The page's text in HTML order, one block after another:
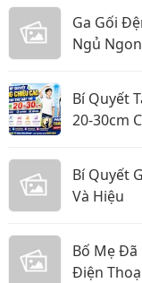
Ga Gối
Ngủ
Bí Quyết
20-30cm
Bí Quyết
Và Hiệu
Bố Mẹ Đã
Điện